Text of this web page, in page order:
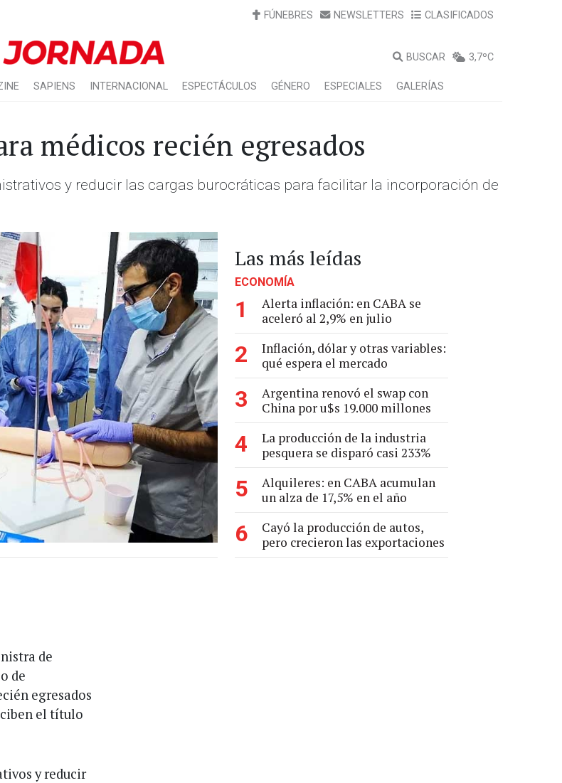
FÚNEBRES NEWSLETTERS CLASIFICADOS
BUSCAR 3,7ºC
SAPIENS INTERNACIONAL ESPECTÁCULOS GÉNERO ESPECIALES GALERÍAS
médicos recién egresados
y reducir las cargas burocráticas para facilitar la incorporación de
de
de
egresados
el título
y reducir
Las más leídas
ECONOMÍA
1
Alerta inflación: en CABA se
aceleró al 2,9% en julio
2
Inflación, dólar y otras variables:
qué espera el mercado
3
Argentina renovó el swap con
China por u$s 19.000 millones
4
La producción de la industria
pesquera se disparó casi 233%
5
Alquileres: en CABA acumulan
un alza de 17,5% en el año
6
Cayó la producción de autos,
pero crecieron las exportaciones